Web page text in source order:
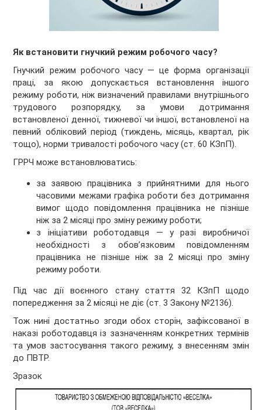
Як встановити гнучкий режим робочого часу?
Гнучкий режим робочого часу — це форма організації
праці, за якою допускається встановлення іншого
режиму роботи, ніж визначений правилами внутрішнього
трудового розпорядку, за умови дотримання
встановленої денної, тижневої чи іншої, встановленої на
певний обліковий період (тиждень, місяць, квартал, рік
тощо), норми тривалості робочого часу (ст. 60 КЗпП).
ГРРЧ може встановлюватись:
за заявою працівника з прийнятними для нього
часовими межами графіка роботи без дотримання
вимог щодо повідомлення працівника не пізніше
ніж за 2 місяці про зміну режиму роботи;
з ініціативи роботодавця — у разі виробничої
необхідності з обов’язковим повідомленням
працівника не пізніше ніж за 2 місяці про зміну
режиму роботи.
Під час дії воєнного стану стаття 32 КЗпП щодо
попередження за 2 місяці не діє (ст. 3 Закону №2136).
Тож нині достатньо згоди обох сторін, зафіксованої в
наказі роботодавця із зазначенням конкретних термінів
та умов застосування такого режиму, з внесенням змін
до ПВТР.
Зразок